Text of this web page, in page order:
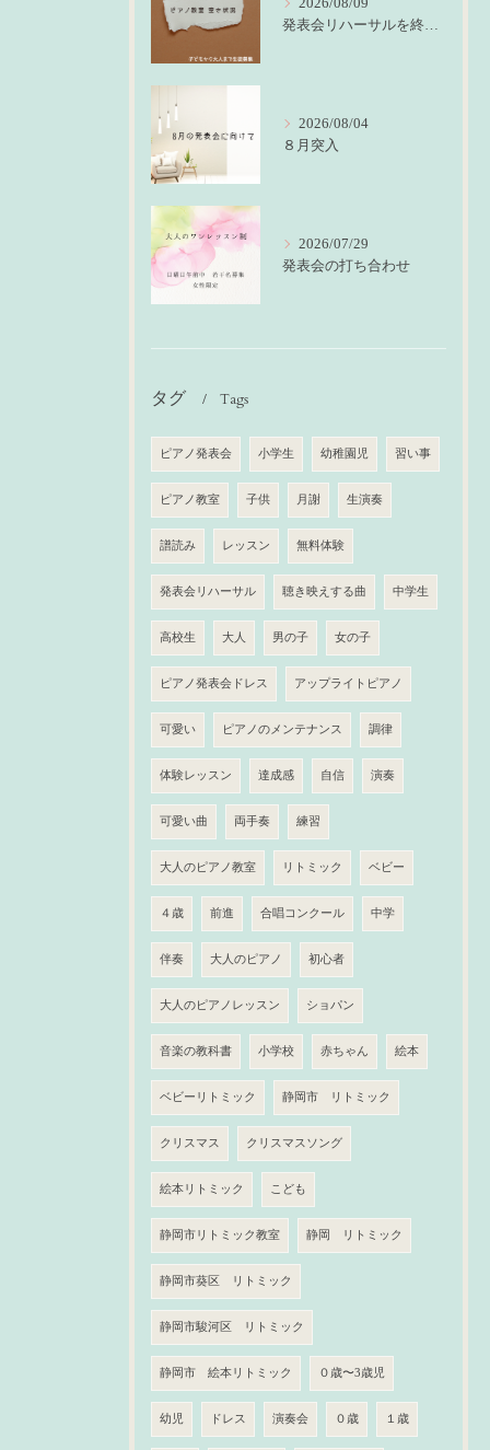
2026/08/09
発表会リハーサルを終えて
2026/08/04
８月突入
2026/07/29
発表会の打ち合わせ
タグ Tags
ピアノ発表会 小学生 幼稚園児 習い事
ピアノ教室 子供 月謝 生演奏
譜読み レッスン 無料体験
発表会リハーサル 聴き映えする曲 中学生
高校生 大人 男の子 女の子
ピアノ発表会ドレス アップライトピアノ
可愛い ピアノのメンテナンス 調律
体験レッスン 達成感 自信 演奏
可愛い曲 両手奏 練習
大人のピアノ教室 リトミック ベビー
４歳 前進 合唱コンクール 中学
伴奏 大人のピアノ 初心者
大人のピアノレッスン ショパン
音楽の教科書 小学校 赤ちゃん 絵本
ベビーリトミック 静岡市 リトミック
クリスマス クリスマスソング
絵本リトミック こども
静岡市リトミック教室 静岡 リトミック
静岡市葵区 リトミック
静岡市駿河区 リトミック
静岡市 絵本リトミック ０歳〜3歳児
幼児 ドレス 演奏会 ０歳 １歳